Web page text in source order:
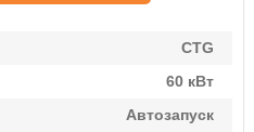
CTG
60 кВт
Автозапуск